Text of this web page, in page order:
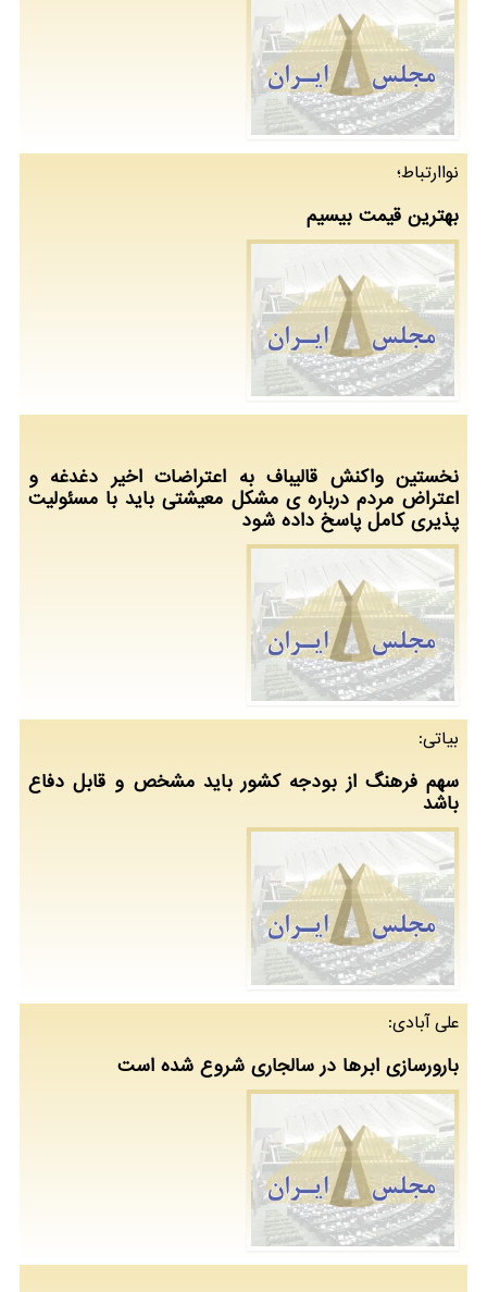
نواارتباط؛
بهترین قیمت بیسیم
نخستین واکنش قالیباف به اعتراضات اخیر دغدغه و
اعتراض مردم درباره ی مشکل معیشتی باید با مسئولیت
پذیری کامل پاسخ داده شود
بیاتی:
سهم فرهنگ از بودجه کشور باید مشخص و قابل دفاع
باشد
علی آبادی:
بارورسازی ابرها در سالجاری شروع شده است